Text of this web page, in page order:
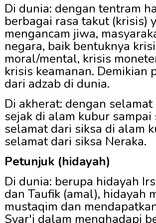
Di dunia: dengan tentram
berbagai rasa takut (krisis)
mengancam jiwa,
negara, baik bentuknya
moral/mental, krisis
krisis keamanan. Demikian
dari adzab di dunia.
Di akherat: dengan selamat
sejak di alam kubur sampai
selamat dari siksa di alam
selamat dari siksa Neraka.
Petunjuk (hidayah)
Di dunia: berupa hidayah
dan Taufik (amal), hidayah
mustaqim dan
Syar'i dalam menghadapi